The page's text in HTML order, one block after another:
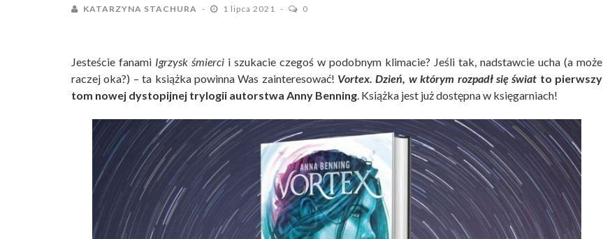
KATARZYNA STACHURA 1 lipca 2021 0
Jesteście fanami Igrzysk śmierci i szukacie czegoś w podobnym klimacie? Jeśli tak, nadstawcie ucha (a może
raczej oka?) – ta książka powinna Was zainteresować! Vortex. Dzień, w którym rozpadł się świat to pierwszy
tom nowej dystopijnej trylogii autorstwa Anny Benning. Książka jest już dostępna w księgarniach!